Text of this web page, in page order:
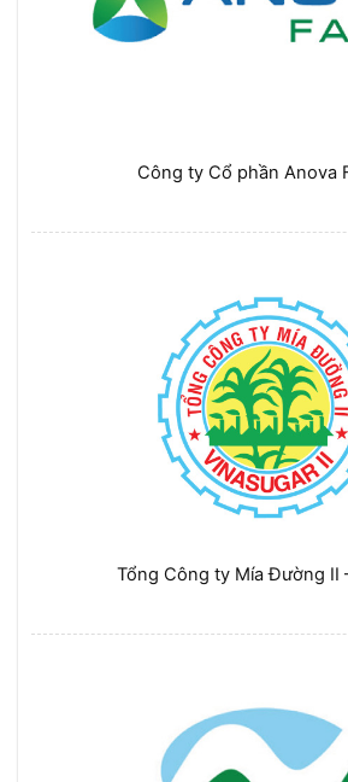
Công ty Cổ phần Anova
Tổng Công ty Mía Đường II